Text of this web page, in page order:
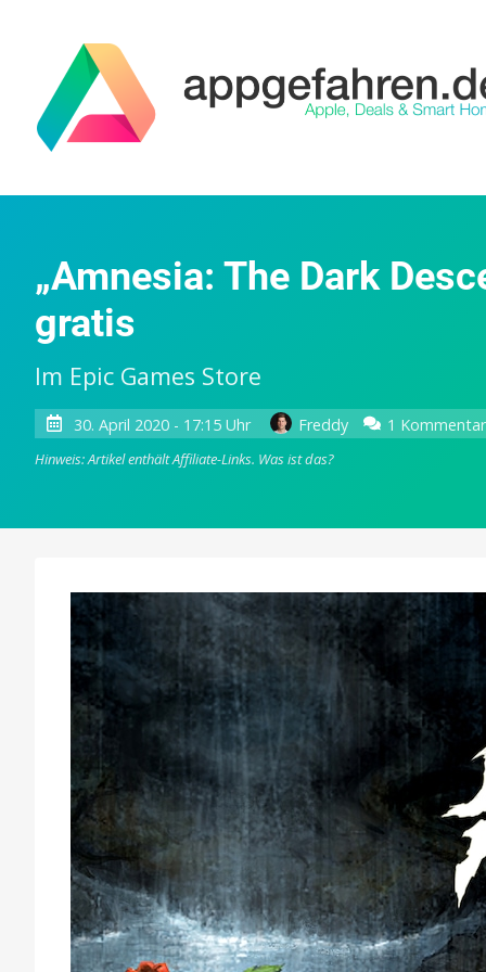
„Amnesia: The Dark
gratis
Im Epic Games Store
30. April 2020 - 17:15 Uhr Freddy 1 Kommentar
Hinweis: Artikel enthält Affiliate-Links. Was ist das?